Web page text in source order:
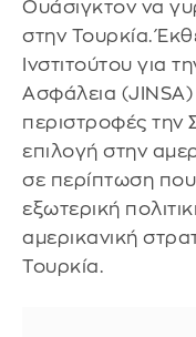
Ουάσιγκτον να
στην Τουρκία.
Ινστιτούτου για
Ασφάλεια
περιστροφές την
επιλογή στην
σε περίπτωση
εξωτερική
αμερικανική
Τουρκία.